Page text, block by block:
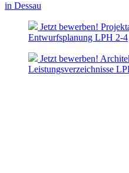
in Dessau
Jetzt bewerben!
Entwurfsplanung LPH 2-4
Jetzt bewerben!
Leistungsverzeichnisse